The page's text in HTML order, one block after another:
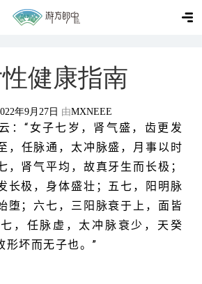
健康指南
年9月27日 由MXNEEE
：“女子七岁，肾气盛，齿更发
， 任脉通，太冲脉盛，月事以时
，肾气平均，故真牙生而长极；
长极，身体盛壮；五七，阳明脉
堕；六七，三阳脉衰于上，面皆
， 任脉虚，太冲脉衰少，天癸
形坏而无子也。”